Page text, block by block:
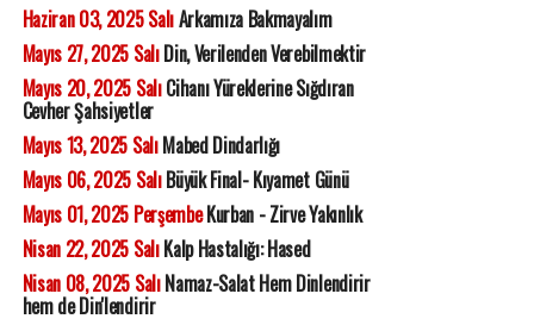
Haziran 03, 2025 SalıArkamıza Bakmayalım
Mayıs 27, 2025 SalıDin, Verilenden Verebilmektir
Mayıs 20, 2025 SalıCihanı Yüreklerine Sığdıran
Cevher Şahsiyetler
Mayıs 13, 2025 SalıMabed Dindarlığı
Mayıs 06, 2025 SalıBüyük Final- Kıyamet Günü
Mayıs 01, 2025 PerşembeKurban - Zirve Yakınlık
Nisan 22, 2025 SalıKalp Hastalığı: Hased
Nisan 08, 2025 SalıNamaz-Salat Hem Dinlendirir
hem de Din'lendirir